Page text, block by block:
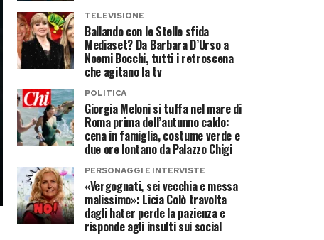
TELEVISIONE
Ballando con le Stelle sfida
Mediaset? Da Barbara D’Urso a
Noemi Bocchi, tutti i retroscena
che agitano la tv
POLITICA
Giorgia Meloni si tuffa nel mare di
Roma prima dell’autunno caldo:
cena in famiglia, costume verde e
due ore lontano da Palazzo Chigi
PERSONAGGI E INTERVISTE
«Vergognati, sei vecchia e messa
malissimo»: Licia Colò travolta
dagli hater perde la pazienza e
risponde agli insulti sui social